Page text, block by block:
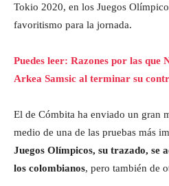
Tokio 2020, en los Juegos
favoritismo para la jornada.
Puedes leer: Razones por las
Arkea Samsic al terminar su
El de Cómbita ha enviado un gran
medio de una de las pruebas más
Juegos Olímpicos, su trazado, se
los colombianos, pero también de